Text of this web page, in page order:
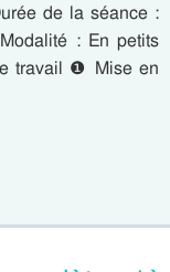
de la séance :
: En petits
travail ❶ Mise en